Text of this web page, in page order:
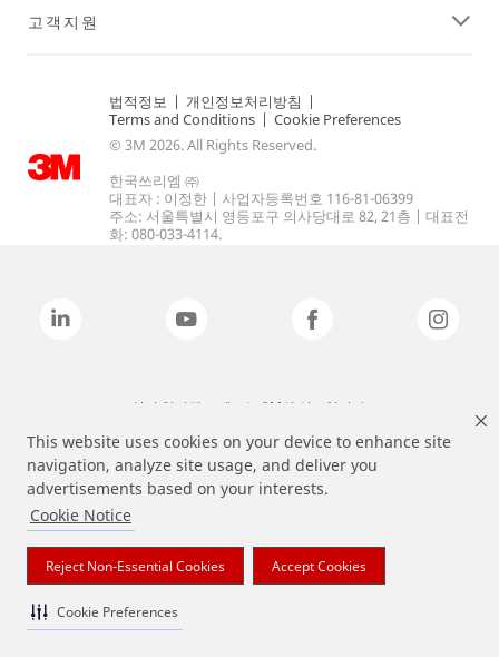
This website uses cookies on your device to enhance site
navigation, analyze site usage, and deliver you
advertisements based on your interests.
Cookie Notice
Reject Non-Essential Cookies Accept Cookies
Cookie Preferences
고객지원
법적정보 | 개인정보처리방침 |
Terms and Conditions | Cookie Preferences
© 3M 2026. All Rights Reserved.
한국쓰리엠 ㈜
대표자 : 이정한 | 사업자등록번호 116-81-06399
주소: 서울특별시 영등포구 의사당대로 82, 21층 | 대표전
화: 080-033-4114.
상기 열거된 브랜드는 3M의 상표입니다.